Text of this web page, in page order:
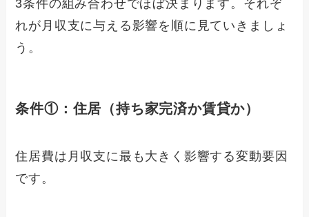
3条件の組み合わせでほぼ決まります。それぞ
れが月収支に与える影響を順に見ていきましょ
う。
条件①：住居（持ち家完済か賃貸か）
住居費は月収支に最も大きく影響する変動要因
です。